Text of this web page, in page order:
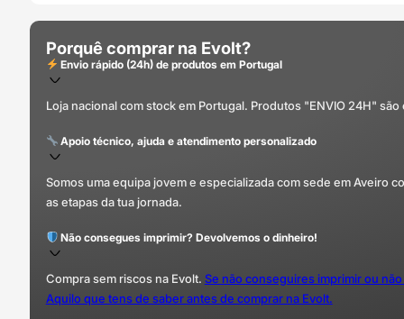
Porquê comprar na Evolt?
Envio rápido (24h) de produtos em Portugal
Loja nacional com stock em Portugal. Produtos "ENVIO 24H"
Apoio técnico, ajuda e atendimento personalizado
Somos uma equipa jovem e especializada com sede em Aveiro
as etapas da tua jornada.
Não consegues imprimir? Devolvemos o dinheiro!
Compra sem riscos na Evolt. Se não conseguires imprimir ou
Aquilo que tens de saber antes de comprar na Evolt.